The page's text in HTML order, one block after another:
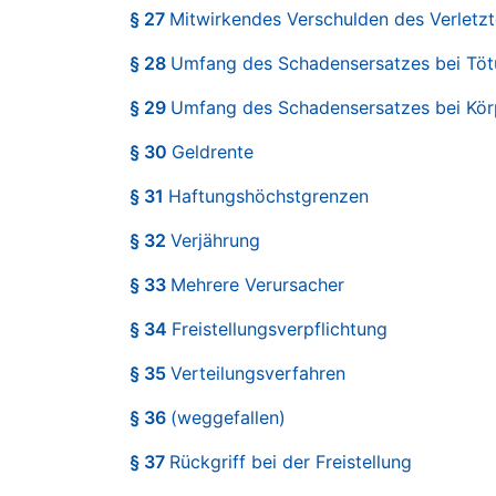
§ 27 Mitwirkendes Verschulden des
§ 28 Umfang des Schadensersatzes bei
§ 29 Umfang des Schadensersatzes bei
§ 30 Geldrente
§ 31 Haftungshöchstgrenzen
§ 32 Verjährung
§ 33 Mehrere Verursacher
§ 34 Freistellungsverpflichtung
§ 35 Verteilungsverfahren
§ 36 (weggefallen)
§ 37 Rückgriff bei der Freistellung